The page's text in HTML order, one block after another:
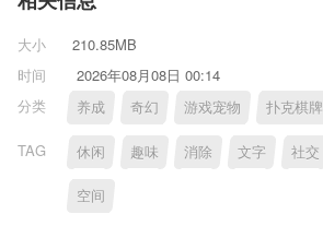
大小
210.85MB
时间
2026年08月08日 00:14
分类
养成 奇幻 游戏宠物 扑克棋牌
TAG 休闲 趣味 消除 文字 社交
空间